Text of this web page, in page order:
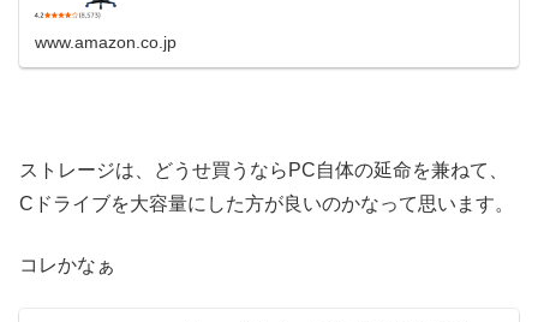
www.amazon.co.jp
ストレージは、どうせ買うならPC自体の延命を兼ねて、
Cドライブを大容量にした方が良いのかなって思います。
コレかなぁ